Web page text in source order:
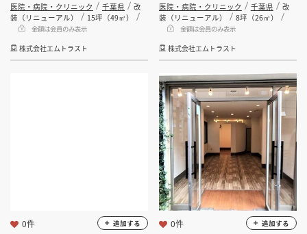
医院・病院・クリニック 千葉県
改
装（リニューアル）
15坪（49㎡）
金額は会員のみ表示
株式会社エムトラスト
医院・病院・クリニック 千葉県
改
装（リニューアル）
8坪（26㎡）
金額は会員のみ表示
株式会社エムトラスト
0件 追加する 0件 追加する